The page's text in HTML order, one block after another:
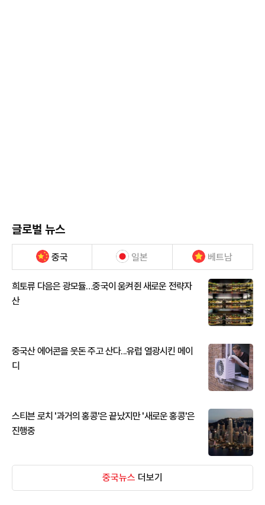
글로벌 뉴스
중국 일본 베트남
희토류 다음은 광모듈…중국이 움켜쥔 새로운 전략자
산
중국산 에어콘을 웃돈 주고 산다...유럽 열광시킨 메이
디
스티븐 로치 '과거의 홍콩'은 끝났지만 '새로운 홍콩'은
진행중
중국뉴스 더보기